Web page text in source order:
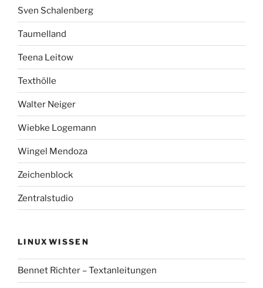
Sven Schalenberg
Taumelland
Teena Leitow
Texthölle
Walter Neiger
Wiebke Logemann
Wingel Mendoza
Zeichenblock
Zentralstudio
LINUXWISSEN
Bennet Richter – Textanleitungen